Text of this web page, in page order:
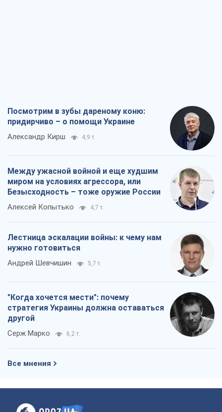
Посмотрим в зубы дареному коню:
придирчиво – о помощи Украине
Александр Кирш 4,9 т.
Между ужасной войной и еще худшим
миром на условиях агрессора, или
Безысходность – тоже оружие России
Алексей Копытько 4,7 т.
Лестница эскалации войны: к чему нам
нужно готовиться
Андрей Шевчишин 5,7 т.
"Когда хочется мести": почему
стратегия Украины должна оставаться
другой
Серж Марко 6,2 т.
Все мнения